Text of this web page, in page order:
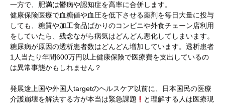
一方で、肥満は鬱病や認知症を高率に合併します。
健康保険医療で血糖値や血圧を低下させる薬剤を毎日大量に投与
しても、糖質や加工食品ばかりのコンビニや外食チェーン店利用
をしていたら、残念ながら病気はどんどん悪化してしまいます。
糖尿病が原因の透析患者数はどんどん増加しています。透析患者
1人当たり年間600万円以上健康保険で医療費を支出しているの
は異常事態かもしれません？
発展途上国や外国人targetのヘルスケア以前に、日本国民の医療
介護崩壊を解決する方が本当は緊急課題
と理解する人は医療現